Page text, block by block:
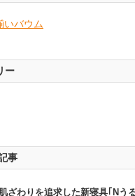
いバウム
ー
事